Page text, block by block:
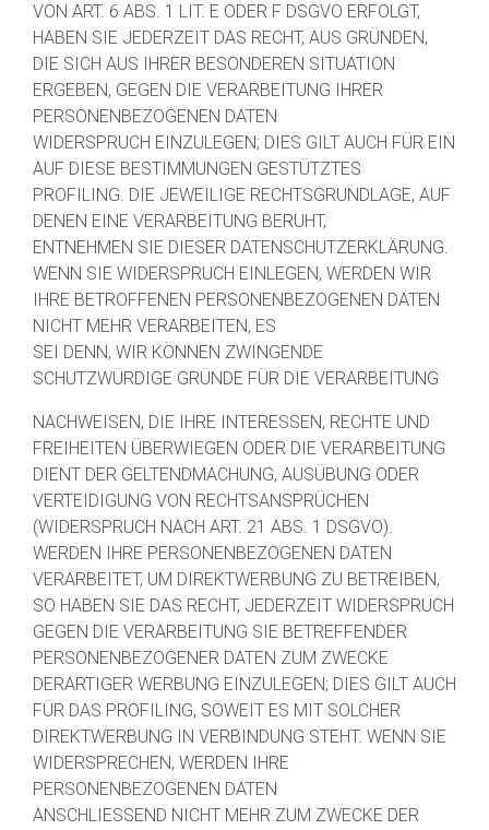
VON ART. 6 ABS. 1 LIT. E ODER F DSGVO ERFOLGT,
HABEN SIE JEDERZEIT DAS RECHT, AUS GRÜNDEN,
DIE SICH AUS IHRER BESONDEREN SITUATION
ERGEBEN, GEGEN DIE VERARBEITUNG IHRER
PERSONENBEZOGENEN DATEN
WIDERSPRUCH EINZULEGEN; DIES GILT AUCH FÜR EIN
AUF DIESE BESTIMMUNGEN GESTÜTZTES
PROFILING. DIE JEWEILIGE RECHTSGRUNDLAGE, AUF
DENEN EINE VERARBEITUNG BERUHT,
ENTNEHMEN SIE DIESER DATENSCHUTZERKLÄRUNG.
WENN SIE WIDERSPRUCH EINLEGEN, WERDEN WIR
IHRE BETROFFENEN PERSONENBEZOGENEN DATEN
NICHT MEHR VERARBEITEN, ES
SEI DENN, WIR KÖNNEN ZWINGENDE
SCHUTZWÜRDIGE GRÜNDE FÜR DIE VERARBEITUNG
NACHWEISEN, DIE IHRE INTERESSEN, RECHTE UND
FREIHEITEN ÜBERWIEGEN ODER DIE VERARBEITUNG
DIENT DER GELTENDMACHUNG, AUSÜBUNG ODER
VERTEIDIGUNG VON RECHTSANSPRÜCHEN
(WIDERSPRUCH NACH ART. 21 ABS. 1 DSGVO).
WERDEN IHRE PERSONENBEZOGENEN DATEN
VERARBEITET, UM DIREKTWERBUNG ZU BETREIBEN,
SO HABEN SIE DAS RECHT, JEDERZEIT WIDERSPRUCH
GEGEN DIE VERARBEITUNG SIE BETREFFENDER
PERSONENBEZOGENER DATEN ZUM ZWECKE
DERARTIGER WERBUNG EINZULEGEN; DIES GILT AUCH
FÜR DAS PROFILING, SOWEIT ES MIT SOLCHER
DIREKTWERBUNG IN VERBINDUNG STEHT. WENN SIE
WIDERSPRECHEN, WERDEN IHRE
PERSONENBEZOGENEN DATEN
ANSCHLIESSEND NICHT MEHR ZUM ZWECKE DER